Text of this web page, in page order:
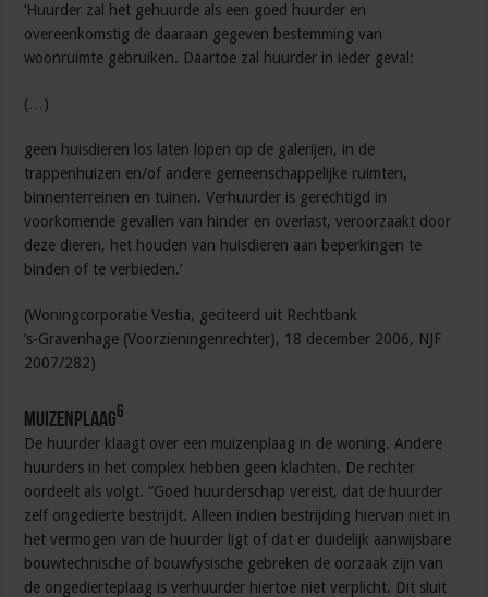
‘Huurder zal het gehuurde als een goed huurder en
overeenkomstig de daaraan gegeven bestemming van
woonruimte gebruiken. Daartoe zal huurder in ieder geval:
(…)
geen huisdieren los laten lopen op de galerijen, in de
trappenhuizen en/of andere gemeenschappelijke ruimten,
binnenterreinen en tuinen. Verhuurder is gerechtigd in
voorkomende gevallen van hinder en overlast, veroorzaakt door
deze dieren, het houden van huisdieren aan beperkingen te
binden of te verbieden.’
(Woningcorporatie Vestia, geciteerd uit Rechtbank
‘s-Gravenhage (Voorzieningenrechter), 18 december 2006, NJF
2007/282)
Muizenplaag6
De huurder klaagt over een muizenplaag in de woning. Andere
huurders in het complex hebben geen klachten. De rechter
oordeelt als volgt. “Goed huurderschap vereist, dat de huurder
zelf ongedierte bestrijdt. Alleen indien bestrijding hiervan niet in
het vermogen van de huurder ligt of dat er duidelijk aanwijsbare
bouwtechnische of bouwfysische gebreken de oorzaak zijn van
de ongedierteplaag is verhuurder hiertoe niet verplicht. Dit sluit